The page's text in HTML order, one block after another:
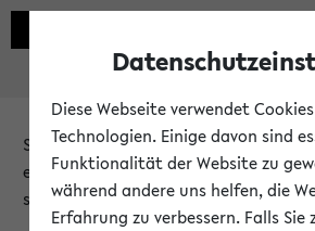
Sie möchten auf eine eKVV Funktion
erst nach einer Anmeldung am
steht.
Diese Webseite verwendet
Technologien. Einige davon sind
Funktionalität der Website zu
während andere uns helfen, die
Erfahrung zu verbessern. Falls